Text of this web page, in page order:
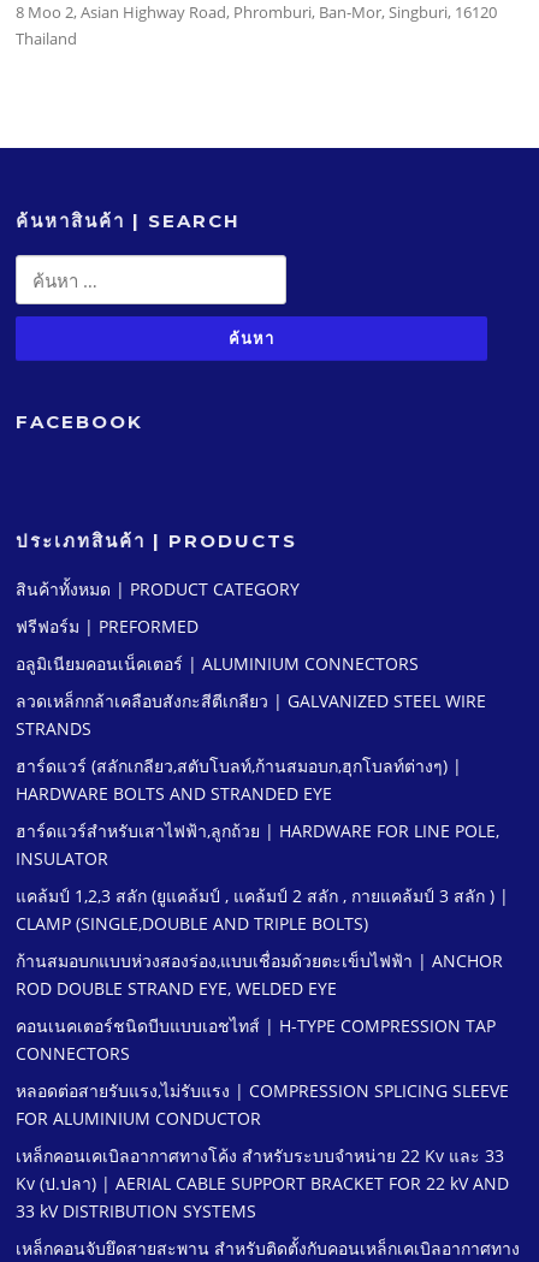
8 Moo 2, Asian Highway Road, Phromburi, Ban-Mor, Singburi, 16120
Thailand
ค้นหาสินค้า | SEARCH
ค้นหา
สำหรับ:
FACEBOOK
ประเภทสินค้า | PRODUCTS
สินค้าทั้งหมด | PRODUCT CATEGORY
ฟรีฟอร์ม | PREFORMED
อลูมิเนียมคอนเน็คเตอร์ | ALUMINIUM CONNECTORS
ลวดเหล็กกล้าเคลือบสังกะสีตีเกลียว | GALVANIZED STEEL WIRE
STRANDS
ฮาร์ดแวร์ (สลักเกลียว,สตับโบลท์,ก้านสมอบก,ฮุกโบลท์ต่างๆ) |
HARDWARE BOLTS AND STRANDED EYE
ฮาร์ดแวร์สําหรับเสาไฟฟ้า,ลูกถ้วย | HARDWARE FOR LINE POLE,
INSULATOR
แคล้มป์ 1,2,3 สลัก (ยูแคล้มป์ , แคล้มป์ 2 สลัก , กายแคล้มป์ 3 สลัก ) |
CLAMP (SINGLE,DOUBLE AND TRIPLE BOLTS)
ก้านสมอบกแบบห่วงสองร่อง,แบบเชื่อมด้วยตะเข็บไฟฟ้า | ANCHOR
ROD DOUBLE STRAND EYE, WELDED EYE
คอนเนคเตอร์ชนิดบีบแบบเอชไทส์ | H-TYPE COMPRESSION TAP
CONNECTORS
หลอดต่อสายรับแรง,ไม่รับแรง | COMPRESSION SPLICING SLEEVE
FOR ALUMINIUM CONDUCTOR
เหล็กคอนเคเบิลอากาศทางโค้ง สําหรับระบบจําหน่าย 22 Kv และ 33
Kv (ป.ปลา) | AERIAL CABLE SUPPORT BRACKET FOR 22 kV AND
33 kV DISTRIBUTION SYSTEMS
เหล็กคอนจับยึดสายสะพาน สําหรับติดตั้งกับคอนเหล็กเคเบิลอากาศทาง